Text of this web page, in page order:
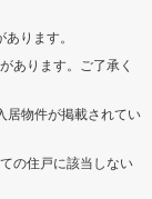
ります。
あります。ご了承く
居物件が掲載されてい
の住戸に該当しない